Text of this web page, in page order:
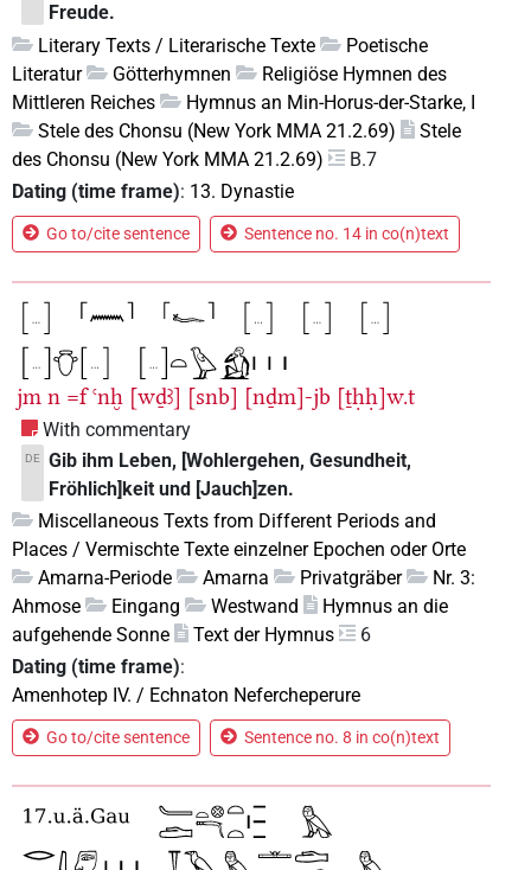
Freude.
Literary Texts / Literarische Texte
Poetische
Literatur
Götterhymnen
Religiöse Hymnen des
Mittleren Reiches
Hymnus an Min-Horus-der-Starke, I
Stele des Chonsu (New York MMA 21.2.69)
Stele
des Chonsu (New York MMA 21.2.69)
B.7
Dating (time frame): 13. Dynastie
Go to/cite sentence Sentence no. 14 in co(n)text
jm n =f ꜥnḫ [wḏꜣ] [snb] [nḏm]-jb [ṯḥḥ]w.t
With commentary
DE Gib ihm Leben, [Wohlergehen, Gesundheit,
Fröhlich]keit und [Jauch]zen.
Miscellaneous Texts from Different Periods and
Places / Vermischte Texte einzelner Epochen oder Orte
Amarna-Periode
Amarna Privatgräber
Nr. 3:
Ahmose
Eingang Westwand
Hymnus an die
aufgehende Sonne
Text der Hymnus
6
Dating (time frame):
Amenhotep IV. / Echnaton Nefercheperure
Go to/cite sentence Sentence no. 8 in co(n)text